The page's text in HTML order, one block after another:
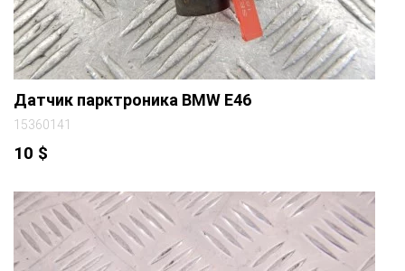
Датчик парктроника BMW E46
15360141
10 $